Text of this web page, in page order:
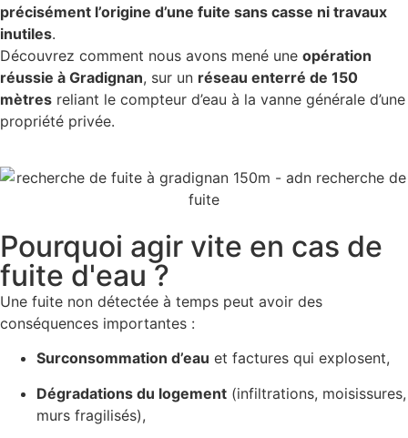
précisément l’origine d’une fuite sans casse ni travaux
inutiles.
Découvrez comment nous avons mené une opération
réussie à Gradignan, sur un réseau enterré de 150
mètres reliant le compteur d’eau à la vanne générale d’une
propriété privée.
Pourquoi agir vite en cas de
fuite d'eau ?
Une fuite non détectée à temps peut avoir des
conséquences importantes :
Surconsommation d’eau et factures qui explosent,
Dégradations du logement (infiltrations, moisissures,
murs fragilisés),